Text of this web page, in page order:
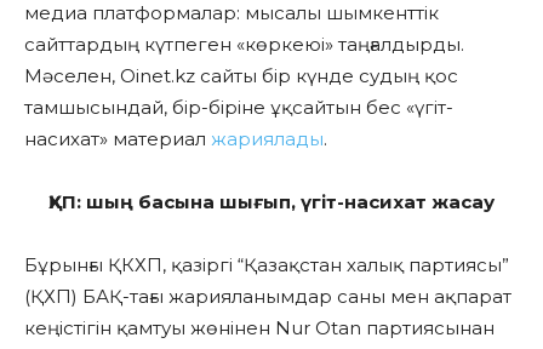
медиа платформалар: мысалы шымкенттік
сайттардың күтпеген «көркеюі» таңғалдырды.
Мәселен, Oinet.kz сайты бір күнде судың қос
тамшысындай, бір-біріне ұқсайтын бес «үгіт-
насихат» материал жариялады.
ҚХП: шың басына шығып, үгіт-насихат жасау
Бұрынғы ҚКХП, қазіргі “Қазақстан халық партиясы”
(ҚХП) БАҚ-тағы жарияланымдар саны мен ақпарат
кеңістігін қамтуы жөнінен Nur Otan партиясынан